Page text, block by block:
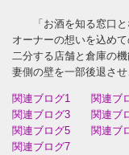
「お酒を知る窓口と
オーナーの想いを込めて
二分する店舗と倉庫の
妻側の壁を一部後退さ
関連ブログ1
関連ブ
関連ブログ3
関連ブ
関連ブログ5
関連ブ
関連ブログ7